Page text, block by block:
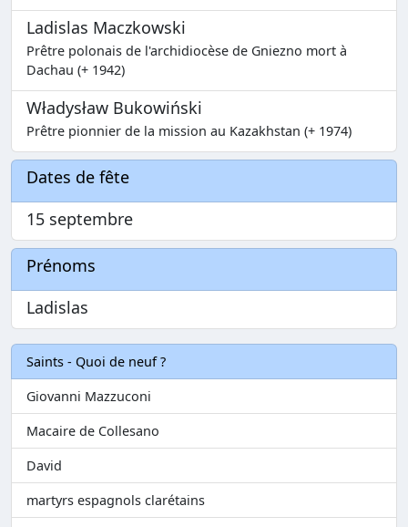
Ladislas Maczkowski
Prêtre polonais de l'archidiocèse de Gniezno mort à
Dachau (+ 1942)
Władysław Bukowiński
Prêtre pionnier de la mission au Kazakhstan (+ 1974)
Dates de fête
15 septembre
Prénoms
Ladislas
Saints - Quoi de neuf ?
Giovanni Mazzuconi
Macaire de Collesano
David
martyrs espagnols clarétains